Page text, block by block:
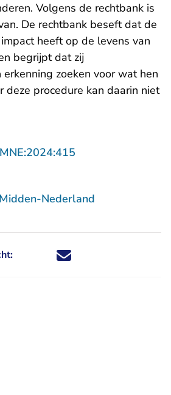
Volgens de rechtbank is
De rechtbank beseft dat de
heeft op de levens van
begrijpt dat zij
zoeken voor wat hen
deze procedure kan daarin niet
Nederland
Deel dit nieuwsbericht via X -
Deel dit nieuwsbericht via
Deel dit nieuwsbericht
Deel dit